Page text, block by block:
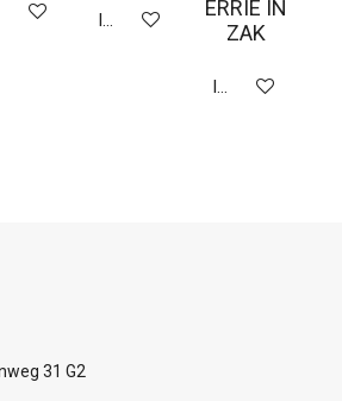
winkelwagenIn winkelwagen
ERRIE IN
ZAK
In winkelwagen
31 G2